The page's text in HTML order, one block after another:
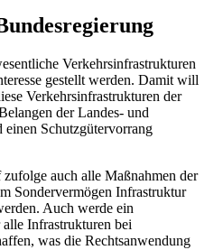
Verkehrsinfrastrukturen
gestellt werden. Damit will
Verkehrsinfrastrukturen der
der Landes- und
Schutzgütervorrang
auch alle Maßnahmen der
Sondervermögen Infrastruktur
Auch werde ein
Infrastrukturen bei
was die Rechtsanwendung